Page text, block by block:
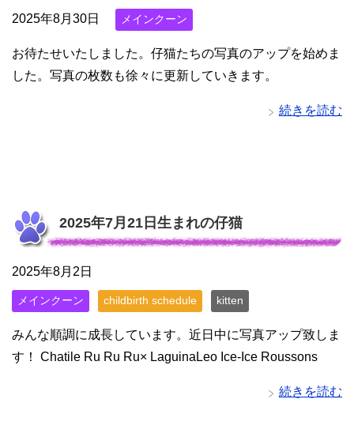
2025年8月30日 メインクーン
お待たせいたしました。仔猫たちの写真のアップを始めま
した。写真の枚数も徐々に更新していきます。
続きを読む
2025年7月21日生まれの仔猫
2025年8月2日
メインクーン childbirth schedule kitten
みんな順調に成長しています。近日中に写真アップ致しま
す！ Chatile Ru Ru Ru× LaguinaLeo Ice-Ice Roussons
続きを読む